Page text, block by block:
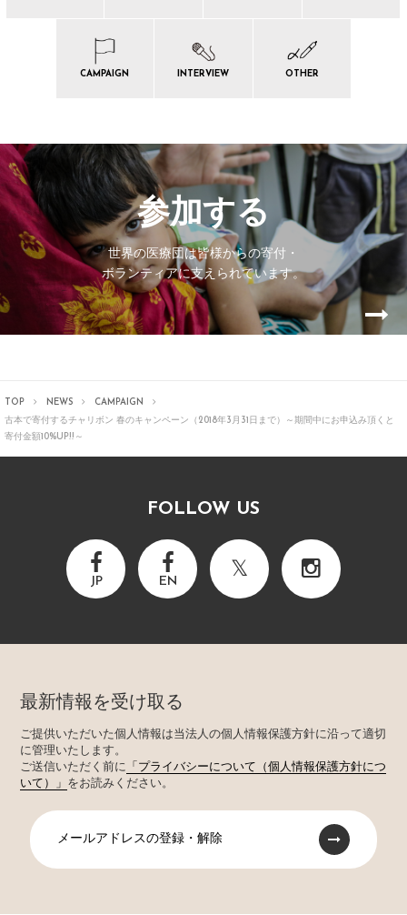
CAMPAIGN INTERVIEW OTHER
参加する
世界の医療団は皆様からの寄付・
ボランティアに支えられています。
TOP NEWS
CAMPAIGN
古本で寄付するチャリボン 春のキャンペーン（2018年3月31日まで）
～期間中にお申込み頂くと
寄付金額10%UP!!～
FOLLOW US
JP EN
最新情報を受け取る
ご提供いただいた個人情報は当法人の個人情報保護方針に沿って適切
に管理いたします。
ご送信いただく前に
「プライバシーについて（個人情報保護方針につ
いて）」 をお読みください。
メールアドレスの登録・解除